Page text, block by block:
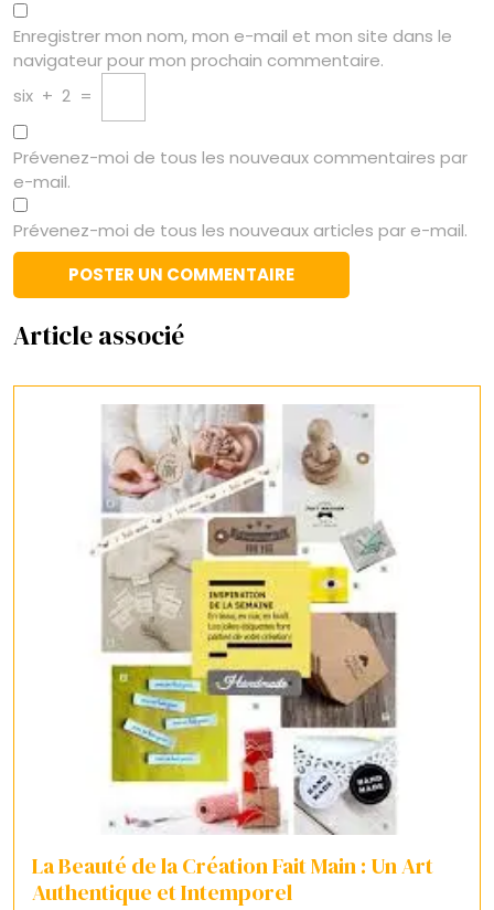
Enregistrer mon nom, mon e-mail et mon site dans le
navigateur pour mon prochain commentaire.
six + 2 =
Prévenez-moi de tous les nouveaux commentaires par
e-mail.
Prévenez-moi de tous les nouveaux articles par e-mail.
Article associé
La Beauté de la Création Fait Main : Un Art
Authentique et Intemporel